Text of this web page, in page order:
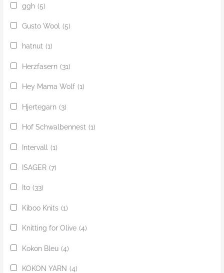
ggh (5)
Gusto Wool (5)
hatnut (1)
Herzfasern (31)
Hey Mama Wolf (1)
Hjertegarn (3)
Hof Schwalbennest (1)
Intervall (1)
ISAGER (7)
Ito (33)
Kiboo Knits (1)
Knitting for Olive (4)
Kokon Bleu (4)
KOKON YARN (4)